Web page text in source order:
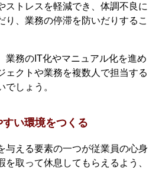
ストレスを軽減でき、体調不良に
り、業務の停滞を防いだりするこ
業務のIT化やマニュアル化を進め
ェクトや業務を複数人で担当する
でしょう。
い環境をつくる
与える要素の一つが従業員の心身
を取って休息してもらえるよう、